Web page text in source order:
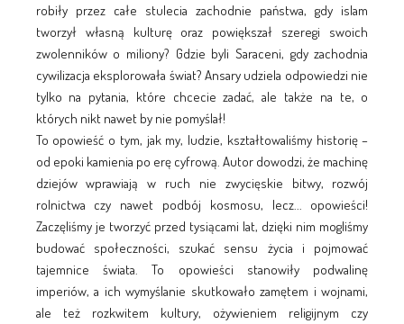
robiły przez całe stulecia zachodnie państwa, gdy islam
tworzył własną kulturę oraz powiększał szeregi swoich
zwolenników o miliony? Gdzie byli Saraceni, gdy zachodnia
cywilizacja eksplorowała świat? Ansary udziela odpowiedzi nie
tylko na pytania, które chcecie zadać, ale także na te, o
których nikt nawet by nie pomyślał!
To opowieść o tym, jak my, ludzie, kształtowaliśmy historię –
od epoki kamienia po erę cyfrową. Autor dowodzi, że machinę
dziejów wprawiają w ruch nie zwycięskie bitwy, rozwój
rolnictwa czy nawet podbój kosmosu, lecz... opowieści!
Zaczęliśmy je tworzyć przed tysiącami lat, dzięki nim mogliśmy
budować społeczności, szukać sensu życia i pojmować
tajemnice świata. To opowieści stanowiły podwalinę
imperiów, a ich wymyślanie skutkowało zamętem i wojnami,
ale też rozkwitem kultury, ożywieniem religijnym czy